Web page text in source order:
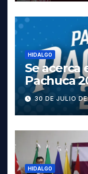
HIDALGO
Se acerca
Pachuca
cartelera
fechas y
30 DE JULIO
HIDALGO